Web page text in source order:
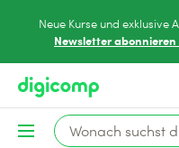
Neue Kurse und exklusive
Newsletter